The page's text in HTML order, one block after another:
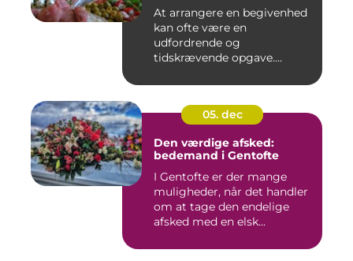
At arrangere en begivenhed
kan ofte være en
udfordrende og
tidskrævende opgave.
05. dec
Den værdige afsked:
bedemand i Gentofte
I Gentofte er der mange
muligheder, når det handler
om at tage den endelige
afsked med en elsk...